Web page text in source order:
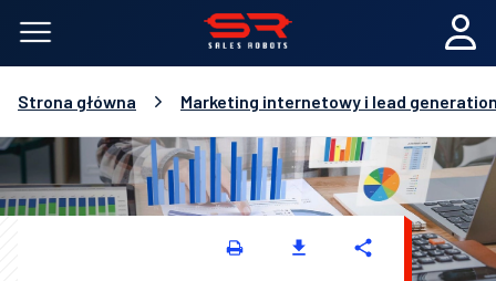
Strona główna Marketing internetowy i lead